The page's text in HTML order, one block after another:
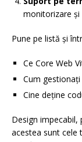
monitorizare
Pune pe listă și
Ce Core Web
Cum gestionați
Cine deține
Design
acestea sunt cele